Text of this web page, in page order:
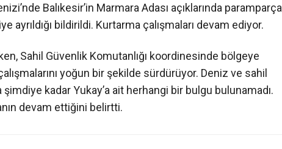
Balıkesir’in Marmara Adası açıklarında paramparça
ayrıldığı bildirildi. Kurtarma çalışmaları devam ediyor.
Sahil Güvenlik Komutanlığı koordinesinde bölgeye
yoğun bir şekilde sürdürüyor. Deniz ve sahil
kadar Yukay’a ait herhangi bir bulgu bulunamadı.
devam ettiğini belirtti.